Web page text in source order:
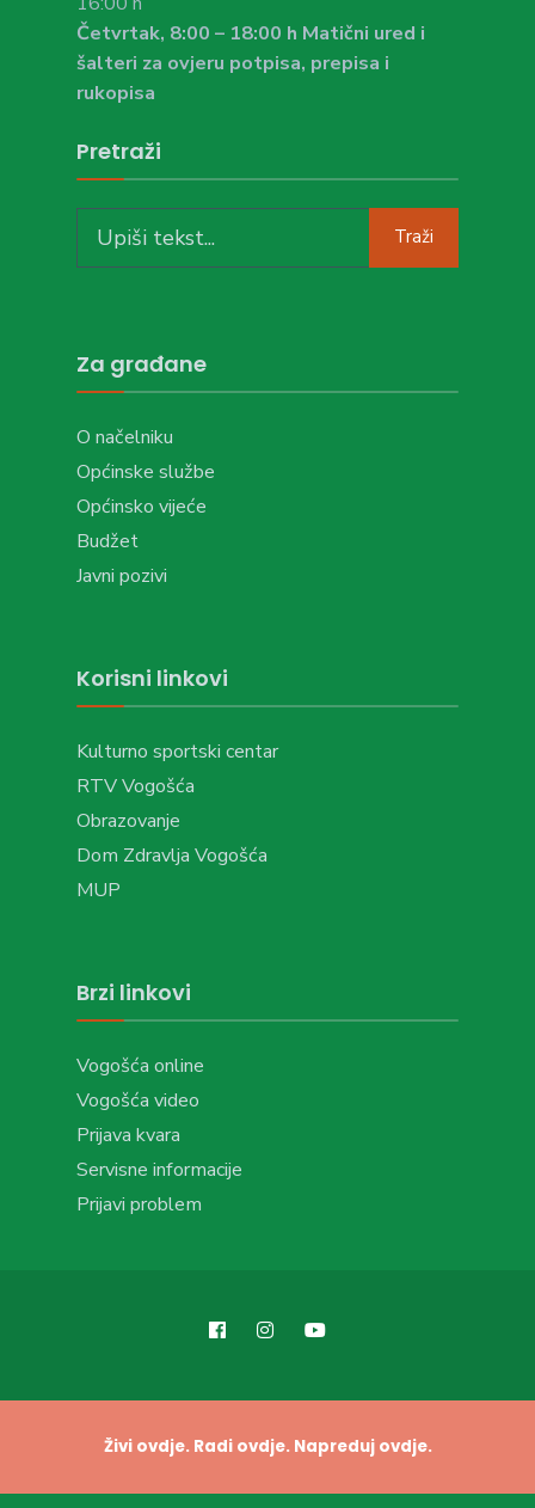
Četvrtak, 8:00 – 18:00 h Matični ured i
šalteri za ovjeru potpisa, prepisa i
rukopisa
Pretraži
for:
Traži
Za građane
O načelniku
Općinske službe
Općinsko vijeće
Budžet
Javni pozivi
Korisni linkovi
Kulturno sportski centar
RTV Vogošća
Obrazovanje
Dom Zdravlja Vogošća
MUP
Brzi linkovi
Vogošća online
Vogošća video
Prijava kvara
Servisne informacije
Prijavi problem
Živi ovdje. Radi ovdje. Napreduj ovdje.